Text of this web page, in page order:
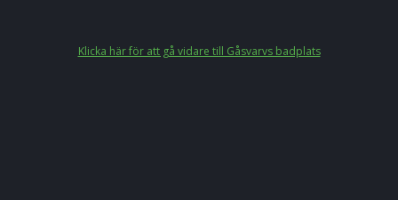
Klicka här för att gå vidare till Gåsvarvs badplats